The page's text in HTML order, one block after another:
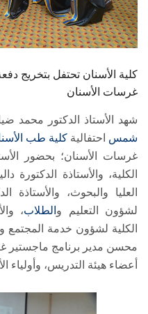
غرسات الأسنان
شهد الأستاذ الدكتور محمد
شمس احتفالية كلية طب
غرسات الأسنان؛ بحضور
الكلية، والأستاذة الدكتورة
العليا والبحوث، والأستاذة
لشؤون التعليم و الطلاب،
الكلية لشؤون خدمة المجتمع
محسن مدير برنامج ماجستير
أعضاء هيئة التدريس، وأولياء